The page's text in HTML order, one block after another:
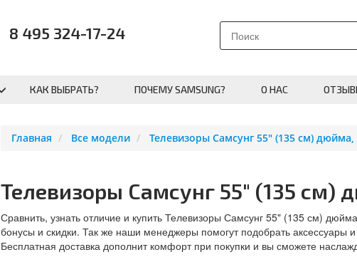
8 495 324-17-24
КАК ВЫБРАТЬ? ПОЧЕМУ SAMSUNG? О НАС
Главная Все модели Телевизоры Самсунг 55" (135 см)
Телевизоры Самсунг 55" (135 см)
Сравнить, узнать отличие и купить Телевизоры Самсунг 55" (135 см)
бонусы и скидки. Так же наши менеджеры помогут подобрать аксессуары
Бесплатная доставка дополнит комфорт при покупки и вы сможете